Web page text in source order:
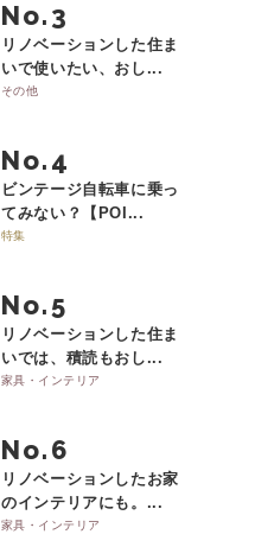
No.
リノベーションした住ま
いで使いたい、おし...
その他
No.
ビンテージ自転車に乗っ
てみない？【POI...
特集
No.
リノベーションした住ま
いでは、積読もおし...
家具・インテリア
No.
リノベーションしたお家
のインテリアにも。...
家具・インテリア